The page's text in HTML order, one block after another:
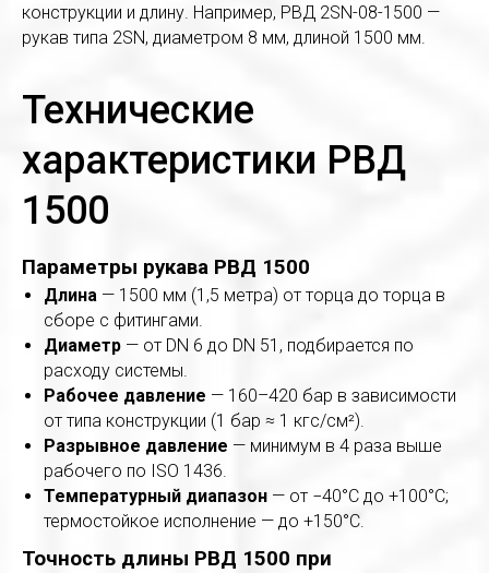
конструкции и длину. Например, РВД 2SN-08-1500 —
рукав типа 2SN, диаметром 8 мм, длиной 1500 мм.
Технические
характеристики РВД
1500
Параметры рукава РВД 1500
Длина — 1500 мм (1,5 метра) от торца до торца в
сборе с фитингами.
Диаметр — от DN 6 до DN 51, подбирается по
расходу системы.
Рабочее давление — 160–420 бар в зависимости
от типа конструкции (1 бар ≈ 1 кгс/см²).
Разрывное давление — минимум в 4 раза выше
рабочего по ISO 1436.
Температурный диапазон — от −40°С до +100°С;
термостойкое исполнение — до +150°С.
Точность длины РВД 1500 при